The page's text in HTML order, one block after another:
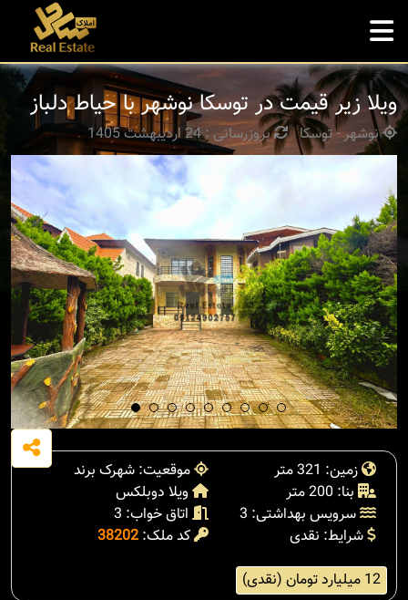
ویلا زیر قیمت در توسکا نوشهر با حیاط دلباز
نوشهر - توسکا بروزرسانی : 24 اردیبهشت 1405
زمین: 321 متر
موقعیت: شهرک برند
بنا: 200 متر
ویلا دوبلکس
سرویس بهداشتی: 3
اتاق خواب: 3
شرایط: نقدی
کد ملک: 38202
12 میلیارد تومان (نقدی)